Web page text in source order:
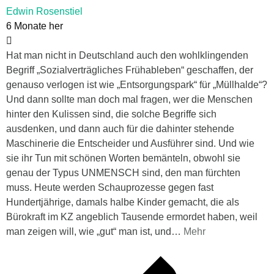
Edwin Rosenstiel
6 Monate her
Hat man nicht in Deutschland auch den wohlklingenden
Begriff „Sozialverträgliches Frühableben“ geschaffen, der
genauso verlogen ist wie „Entsorgungspark“ für „Müllhalde“?
Und dann sollte man doch mal fragen, wer die Menschen
hinter den Kulissen sind, die solche Begriffe sich
ausdenken, und dann auch für die dahinter stehende
Maschinerie die Entscheider und Ausführer sind. Und wie
sie ihr Tun mit schönen Worten bemänteln, obwohl sie
genau der Typus UNMENSCH sind, den man fürchten
muss. Heute werden Schauprozesse gegen fast
Hundertjährige, damals halbe Kinder gemacht, die als
Bürokraft im KZ angeblich Tausende ermordet haben, weil
man zeigen will, wie „gut“ man ist, und … Mehr